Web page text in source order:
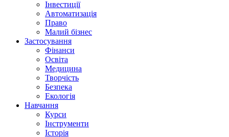
Інвестиції
Автоматизація
Право
Малий бізнес
Застосування
Фінанси
Освіта
Медицина
Творчість
Безпека
Екологія
Навчання
Курси
Інструменти
Історія